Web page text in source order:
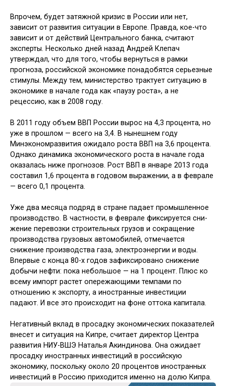
Впрочем, будет затяжной кризис в России или нет,
зависит от развития ситуации в Европе. Правда, кое-что
зависит и от действий Центрального банка, считают
эксперты. Несколько дней назад Андрей Клепач
утверждал, что для того, чтобы вернуться в рамки
прогноза, российской экономике по­надобятся серьезные
стимулы. Между тем, министерство трактует ситуацию в
экономике в начале года как «паузу роста», а не
рецессию, как в 2008 году.
В 2011 году объем ВВП России вы­рос на 4,3 процента, но
уже в про­шлом — всего на 3,4. В нынешнем году
Минэкономразвития ожидало роста ВВП на 3,6 процента.
Однако динамика экономического роста в на­чале года
оказалась ниже прогнозов. Рост ВВП в январе 2013 года
составил 1,6 процента в годовом выражении, а в феврале
— всего 0,1 процента.
Уже два месяца подряд в стране па­дает промышленное
производство. В частности, в феврале фиксируется сни­
жение перевозки строительных грузов и сокращение
производства грузовых ав­томобилей, отмечается
снижение про­изводства газа, электроэнергии и воды.
Впервые с конца 80-х годов зафиксиро­вано снижение
добычи нефти: пока не­большое — на 1 процент. Плюс ко
всему импорт растет опережающими темпами по
отношению к экспорту, а иностран­ные инвестиции
падают. И все это про­исходит на фоне оттока капитала.
Негативный вклад в просадку эко­номических показателей
внесет и си­туация на Кипре, считает директор Центра
развития НИУ-ВШЭ Наталья Акиндинова. Она ожидает
просадку иностранных инвестиций в российскую
экономику, поскольку около 20 процен­тов иностранных
инвестиций в Россию приходится именно на долю Кипра.